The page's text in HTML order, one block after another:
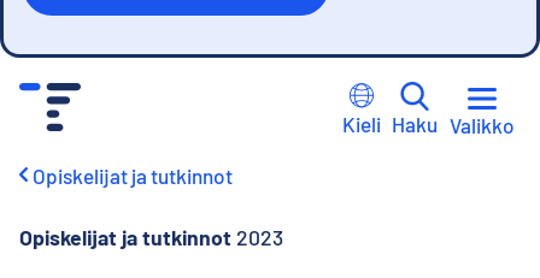
Kieli Haku Valikko
Opiskelijat ja tutkinnot
Opiskelijat ja tutkinnot 2023